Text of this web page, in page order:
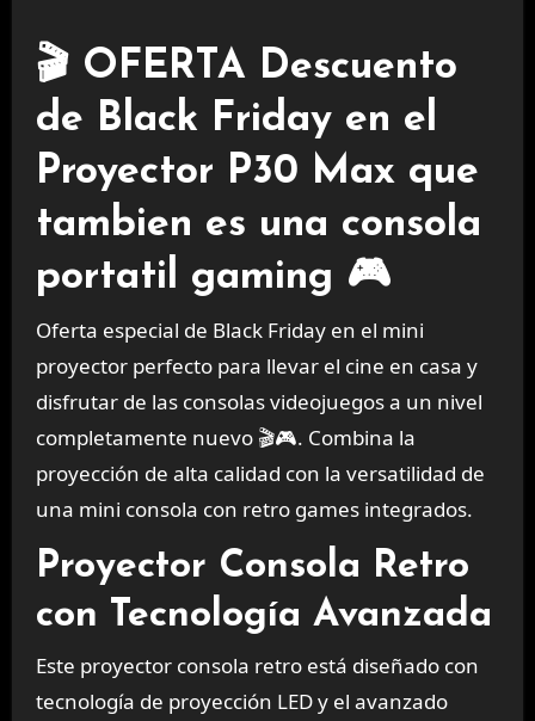
🎬 OFERTA Descuento
de Black Friday en el
Proyector P30 Max que
tambien es una consola
portatil gaming 🎮
Oferta especial de Black Friday en el mini
proyector perfecto para llevar el cine en casa y
disfrutar de las consolas videojuegos a un nivel
completamente nuevo 🎬🎮. Combina la
proyección de alta calidad con la versatilidad de
una mini consola con retro games integrados.
Proyector Consola Retro
con Tecnología Avanzada
Este proyector consola retro está diseñado con
tecnología de proyección LED y el avanzado